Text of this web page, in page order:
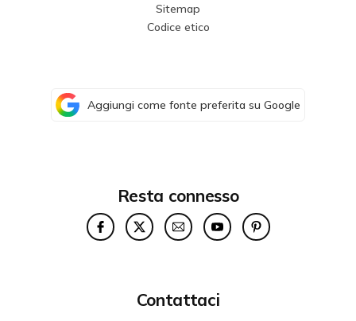
Sitemap
Codice etico
Aggiungi come fonte preferita su Google
Resta connesso
Contattaci